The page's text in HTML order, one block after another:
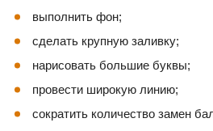
выполнить фон;
сделать крупную заливку;
нарисовать большие буквы;
провести широкую линию;
сократить количество замен